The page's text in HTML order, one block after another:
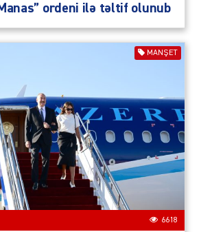
ordeni ilə təltif olunub
MANŞET
6618